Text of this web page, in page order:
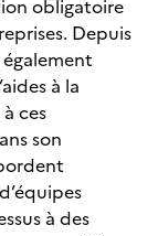
obligatoire
Depuis
à la
ces
son
à des